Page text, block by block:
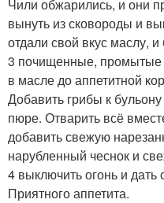
Чили обжарились, и они
вынуть из сковороды и
отдали свой вкус маслу,
3 почищенные, промытые
в масле до аппетитной
Добавить грибы к
пюре. Отварить всё
добавить свежую
нарубленный чеснок и
4 выключить огонь и дать
Приятного аппетита.